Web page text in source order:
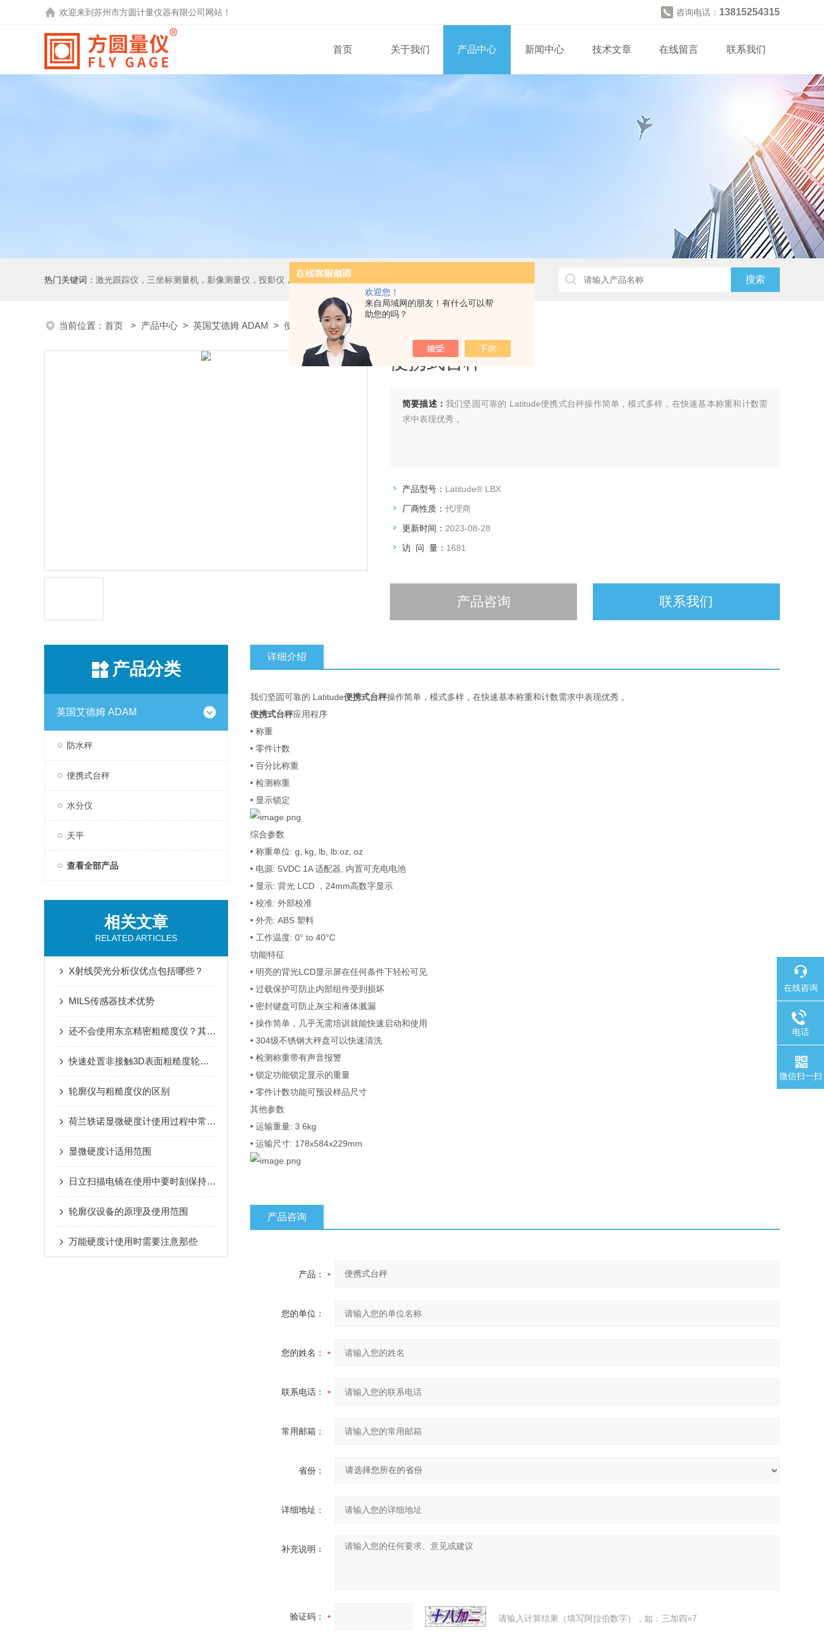
欢迎您！
来自局域网的朋友！有什么可以帮
助您的吗？
欢迎来到 苏州市方圆计量仪器有限公司 网站！ 咨询电话： 13815254315
首页 关于我们 产品中心 新闻中心 技术文章 在线留言 联系我们
热门关键词： 激光跟踪仪，三坐标测量机，影像测量仪，投影仪，工具显微镜，粗糙度仪、轮廓仪，圆度圆柱度仪，齿轮啮合仪，齿轮检测中心，测高仪，测长仪，激光测径仪，气动量仪，通用量具，硬度计，光谱分析仪，万能试验机，金相设备，内窥镜，无损检测，环境试验，表面涂装检测等精密仪器
当前位置： 首页 > 产品中心 > 英国艾德姆 ADAM > 便携式台秤> Latitude® LBX便携式台秤
便携式台秤
简要描述： 我们坚固可靠的 Latitude便携式台秤操作简单，模式多样，在快速基本称重和计数需
求中表现优秀 。
产品型号： Latitude® LBX
厂商性质： 代理商
更新时间： 2023-08-28
访 问 量： 1681
产品咨询 联系我们
产品分类
英国艾德姆 ADAM
防水秤
便携式台秤
水分仪
天平
查看全部产品
相关文章
RELATED ARTICLES
X射线荧光分析仪优点包括哪些？
MILS传感器技术优势
还不会使用东京精密粗糙度仪？其实很简单
快速处置非接触3D表面粗糙度轮廓形状测量机故障是保障高效检测的关键
轮廓仪与粗糙度仪的区别
荷兰轶诺显微硬度计使用过程中常见问题及相应解决方法全分享
显微硬度计适用范围
日立扫描电镜在使用中要时刻保持合焦和无像散的状态
轮廓仪设备的原理及使用范围
万能硬度计使用时需要注意那些
详细介绍
我们坚固可靠的 Latitude便携式台秤操作简单，模式多样，在快速基本称重和计数需求中表现优秀 。
便携式台秤应用程序
• 称重
• 零件计数
• 百分比称重
• 检测称重
• 显示锁定
综合参数
• 称重单位: g, kg, lb, lb:oz, oz
• 电源: 5VDC 1A 适配器, 内置可充电电池
• 显示: 背光 LCD ，24mm高数字显示
• 校准: 外部校准
• 外壳: ABS 塑料
• 工作温度: 0° to 40°C
功能特征
• 明亮的背光LCD显示屏在任何条件下轻松可见
• 过载保护可防止内部组件受到损坏
• 密封键盘可防止灰尘和液体溅漏
• 操作简单，几乎无需培训就能快速启动和使用
• 304级不锈钢大秤盘可以快速清洗
• 检测称重带有声音报警
• 锁定功能锁定显示的重量
• 零件计数功能可预设样品尺寸
其他参数
• 运输重量: 3.6kg
• 运输尺寸: 178x584x229mm
产品咨询
产品：
您的单位：
您的姓名：
联系电话：
常用邮箱：
省份：
详细地址：
补充说明：
验证码： 请输入计算结果（填写阿拉伯数字），如：三加四=7
在线咨询
电话
微信扫一扫